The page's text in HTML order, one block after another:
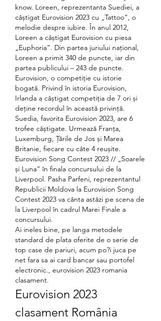
know. Loreen, reprezentanta Suediei, a
câștigat Eurovision 2023 cu „Tattoo”, o
melodie despre iubire. În anul 2012,
Loreen a câștigat Eurovision cu piesa
„Euphoria”. Din partea juriului național,
Loreen a primit 340 de puncte, iar din
partea publicului – 243 de puncte.
Eurovision, o competiție cu istorie
bogată. Privind în istoria Eurovision,
Irlanda a câștigat competiția de 7 ori și
deține recordul în această privință.
Suedia, favorita Eurovision 2023, are 6
trofee câștigate. Urmează Franța,
Luxemburg, Țările de Jos și Marea
Britanie, fiecare cu câte 4 reușite.
Eurovision Song Contest 2023 // „Soarele
și Luna” în finala concursului de la
Liverpool. Pasha Parfeni, reprezentantul
Republicii Moldova la Eurovision Song
Contest 2023 va cânta astăzi pe scena de
la Liverpool în cadrul Marei Finale a
concursului.
Ai ineles bine, pe langa metodele
standard de plata oferite de o serie de
top case de pariuri, acum po?i juca pe
net fara sa ai card bancar sau portofel
electronic., eurovision 2023 romania
clasament.
Eurovision 2023
clasament România